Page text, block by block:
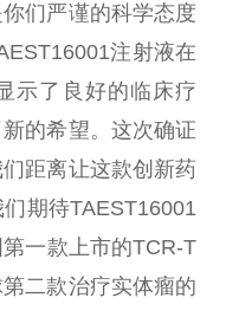
们严谨的科学态度
注射液在
示了良好的临床疗
的希望。这次确证
距离让这款创新药
期待TAEST16001
第一款上市的TCR-T
二款治疗实体瘤的